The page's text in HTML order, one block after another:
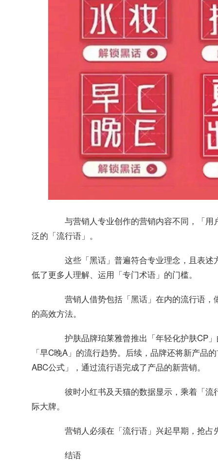
与营销人专业创作的营销内容不同，「用
泛的「流行语」。
这些「黑话」普遍符合专业理念，且表述
低了更多人理解、运用「专门术语」的门槛。
营销人借势包括「黑话」在内的流行语，
的高效方法。
护肤品牌珀莱雅曾推出「年轻化护肤CP
「早C晚A」的流行趋势。后续，品牌还将新产品
ABC公式」，通过流行语完成了产品的新营销。
彼时小红书及天猫的数据显示，乘着「流
际大牌。
营销人必须在「流行语」兴起早期，抢占
结语